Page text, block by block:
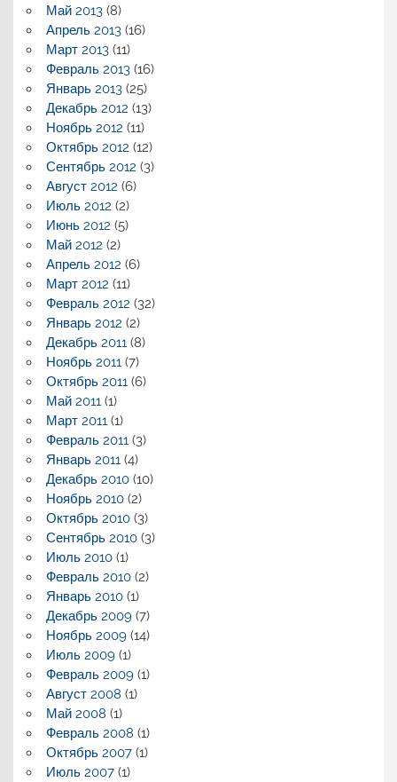
Май 2013(8)
Апрель 2013(16)
Март 2013(11)
Февраль 2013(16)
Январь 2013(25)
Декабрь 2012 (13)
Ноябрь 2012 (11)
Октябрь 2012 (12)
Сентябрь 2012 (3)
Август 2012 (6)
Июль 2012 (2)
Июнь 2012 (5)
Май 2012 (2)
Апрель 2012 (6)
Март 2012 (11)
Февраль 2012 (32)
Январь 2012 (2)
Декабрь 2011(8)
Ноябрь 2011(7)
Октябрь 2011(6)
Май 2011(1)
Март 2011(1)
Февраль 2011(3)
Январь 2011(4)
Декабрь 2010(10)
Ноябрь 2010(2)
Октябрь 2010(3)
Сентябрь 2010(3)
Июль 2010(1)
Февраль 2010(2)
Январь 2010(1)
Декабрь 2009(7)
Ноябрь 2009(14)
Июль 2009(1)
Февраль 2009(1)
Август 2008 (1)
Май 2008 (1)
Февраль 2008 (1)
Октябрь 2007(1)
Июль 2007(1)